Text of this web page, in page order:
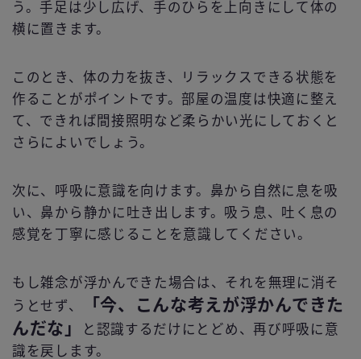
う。手足は少し広げ、手のひらを上向きにして体の
横に置きます。
このとき、体の力を抜き、リラックスできる状態を
作ることがポイントです。部屋の温度は快適に整え
て、できれば間接照明など柔らかい光にしておくと
さらによいでしょう。
次に、呼吸に意識を向けます。鼻から自然に息を吸
い、鼻から静かに吐き出します。吸う息、吐く息の
感覚を丁寧に感じることを意識してください。
もし雑念が浮かんできた場合は、それを無理に消そ
うとせず、
「今、こんな考えが浮かんできた
んだな」
と認識するだけにとどめ、再び呼吸に意
識を戻します。